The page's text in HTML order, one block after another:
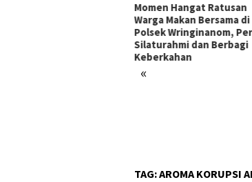
«
Momen Hangat Ratusan
Warga Makan Bersama di
Polsek Wringinanom,
Silaturahmi dan Berbagi
Keberkahan
TAG:AROMA KORUPSI